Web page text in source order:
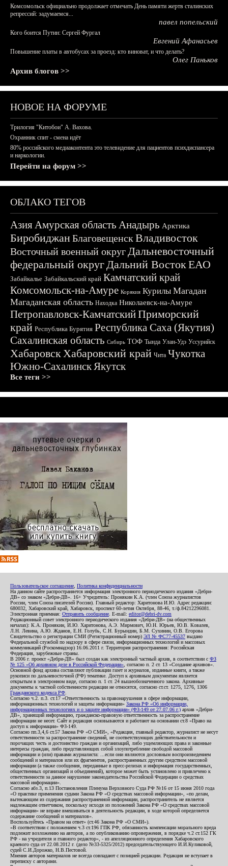
Комсомольск официально продолжает отмечать День памяти жертв сталинских
репрессий: задумаемся...
павел попельский
Кого боится Путин: Сергей Фургал
Евгений Афанасьев
Повышение платы в автобусах за проезд: кто виноват, и что делать?
Олег Паньков
Архив блогов >>
НОВОЕ НА ФОРУМЕ
Трилогия "Китобои" А. Вахова.
Охранник спит - смена идёт
80% российского медиаконтента это телевидение для пациентов психдиспансера
и наркологии.
Перейти на форум >>
ОБЛАКО ТЕГОВ
АзияАмурская область Анадырь Арктика
БиробиджанБлаговещенскВладивосток
Восточный военный округДальневосточный
федеральный округДальний ВостокЕАО
Забайкалье Забайкальский край Камчатский край
Комсомольск-на-Амуре Корякия Курилы Магадан
Магаданская область Находка Николаевск-на-Амуре
Петропавловск-КамчатскийПриморский
край Республика Бурятия Республика Саха (Якутия)
Сахалинская область Сибирь ТОФ Тында Улан-Удэ Уссурийск
ХабаровскХабаровский край Чита Чукотка
Южно-СахалинскЯкутск
Все теги >>
Пользовательское соглашение Политика конфиденциальности
На данном сайте распространяется информация электронного периодического издания «Дебри-
ДВ» со знаком «Дебри-ДВ». 16+ Учредитель: Пронякин К.А. (член Союза журналистов
России, член Союза писателей России). Главный редактор: Харитонова И.Ю. Адрес редакции:
680032, Хабаровский край, Хабаровск, проспект 60-летия Октября, 88-46, т./ф.84212296081.
Электронная приемная: Отправить сообщение . E-mail: editor@debri-dv.com
Редакционный совет электронного периодического издания «Дебри-ДВ» (на общественных
началах): К.А. Пронякин, И.Ю. Харитонова, А.Э. Мирмович, Ю.Н. Юрьев, Ю.В. Ковалев,
Л.Н. Левина, А.Ю. Жданов, Е.Н. Голубь, С.Н. Бурындин, Б.М. Сухинин, О.В. Егорова
Свидетельство о регистрации СМИ (Регистрационный номер) ЭЛ № ФС77-45537 выдано
Федеральной службой по надзору в сфере связи, информационных технологий и массовых
коммуникаций (Роскомнадзор) 16.06.2011 г. Территория распространения: Российская
Федерация, зарубежные страны.
В 2006 г. проект «Дебри-ДВ» был создан как электронный частный архив, в соответствии с ФЗ
№ 125 «Об архивном деле в Российской Федерации» , согласно п. 2 ст. 13 «Создание архивов».
Основной фонд архива составляют публикации газет и журналов, изданные книги, а также
рукописи по дальневосточной (РФ) тематике. Доступ к архивным документам является
открытым в электронном виде, согласно п. 1 ст. 24 вышеобозначенного закона. Архивные
документы к частной собственности редакции не относятся, согласно ст.ст. 1275, 1276, 1306
Гражданского кодекса РФ
Согласно ч.2. п.3. ст.17 «Ответственность за правонарушения в сфере информации,
информационных технологий и защиты информации» Закона РФ «Об информации,
информационных технологиях и о защите информации» (ФЗ-149 от 27.07.06 г.) архив «Дебри-
ДВ», хранящий информацию, гражданско-правовую ответственность за распространение
информации не несет. Сайт и редакция основываются и работают на основании ст.8 «Право на
доступ к информации» ФЗ-149.
Согласно пп.3,4,6 ст.57 Закона РФ «О СМИ», «Редакция, главный редактор, журналист не несут
ответственности за распространение сведений, не соответствующих действительности и
порочащих честь и достоинство граждан и организаций, либо ущемляющих права и законные
интересы граждан, либо представляющих собой злоупотребление свободой массовой
информации и (или) правами журналиста: ...если они являются дословным воспроизведением
сообщений и материалов или их фрагментов, распространенных другим средством массовой
информации (а также сообщения, переданные в пресс-релизах и информация государственных,
общественных организаций и объединений), которое может быть установлено и привлечено к
ответственности за данное нарушение законодательства Российской Федерации о средствах
массовой информации».
Согласно абз.3, п.13 Постановления Пленума Верховного Суда РФ №16 от 15 июня 2010 года
«О практике применения судами Закона РФ «О средствах массовой информации», «по делам,
вытекающим из содержания распространенной информации, распространитель не является
надлежащим ответчиком, поскольку исходя из положений Закона РФ «О средствах массовой
информации» не вправе вмешиваться в деятельность редакции, в ходе которой определяется
содержание сообщений и материалов».
Воспользуйтесь «Правом на ответ» (ст.46 Закона РФ «О СМИ»).
«В соответствии с положением ч.3 ст.196 ГПК РФ, обязанность компенсации морального вреда
подлежит возложению на авторов, а по опубликованию опровержения, в порядке ч.2 ст.152 ГК
РФ - на учредителя и главного редактор», - из апелляционного определения Хабаровского
краевого суда от 22.08.2012 г. (дело №33-5325/2012) председательствующего И.И.Куликовой,
судей С.И.Дорожко, Н.В.Пестовой.
Мнения авторов материалов не всегда совпадают с позицией редакции. Редакция не вступает в
переписку с авторами.